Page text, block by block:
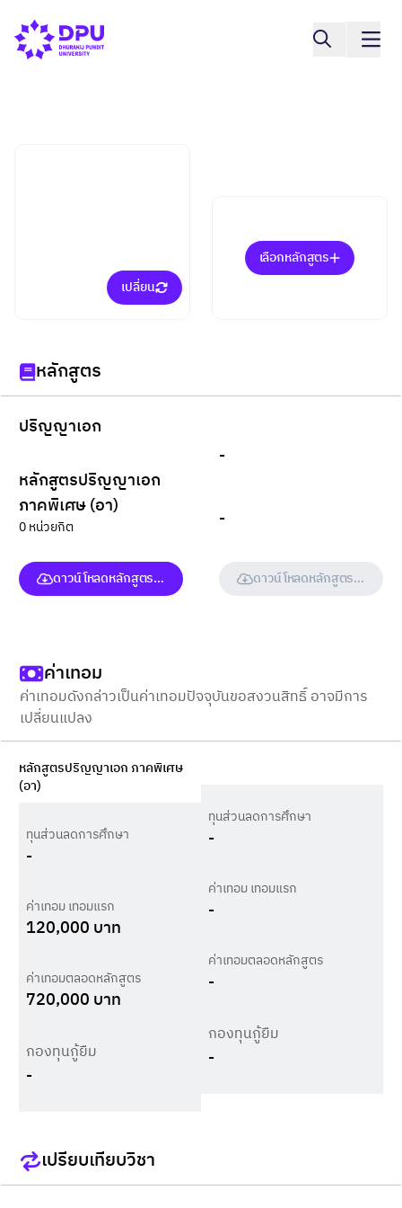
เปลี่ยน
เลือกหลักสูตร
หลักสูตร
ปริญญาเอก
หลักสูตรปริญญาเอก
ภาคพิเศษ (อา)
0 หน่วยกิต
ดาวน์โหลดหลักสูตร (ฉบับเต็ม)
-
-
ดาวน์โหลดหลักสูตร (ฉบับเต็
ค่าเทอม
ค่าเทอมดังกล่าวเป็นค่าเทอมปัจจุบันขอสงวนสิทธิ์ อาจมีการ
เปลี่ยนแปลง
หลักสูตรปริญญาเอก ภาคพิเศษ
(อา)
ทุนส่วนลดการศึกษา
-
ค่าเทอม เทอมแรก
120,000 บาท
ค่าเทอมตลอดหลักสูตร
720,000 บาท
กองทุนกู้ยืม
-
ทุนส่วนลดการศึกษา
-
ค่าเทอม เทอมแรก
-
ค่าเทอมตลอดหลักสูตร
-
กองทุนกู้ยืม
-
เปรียบเทียบวิชา